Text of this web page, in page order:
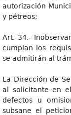
autorización
y pétreos;
Art. 34.-
cumplan los
se admitirán al
La Dirección de
al solicitante en
defectos u
subsane el